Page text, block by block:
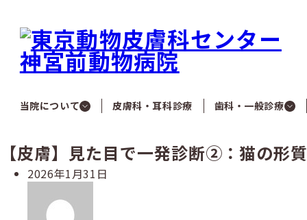
当院について 皮膚科・耳科診療 歯科・一般診療
【皮膚】見た目で一発診断②：猫の形
投
2026年1月31日